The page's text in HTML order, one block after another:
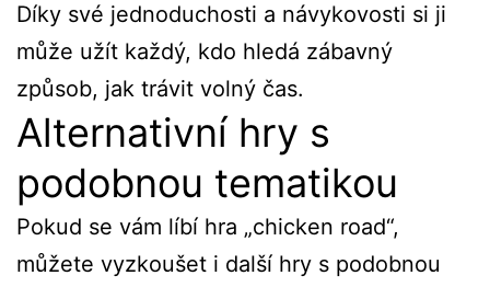
Díky své jednoduchosti a návykovosti si ji
může užít každý, kdo hledá zábavný
způsob, jak trávit volný čas.
Alternativní hry s
podobnou tematikou
Pokud se vám líbí hra „chicken road“,
můžete vyzkoušet i další hry s podobnou